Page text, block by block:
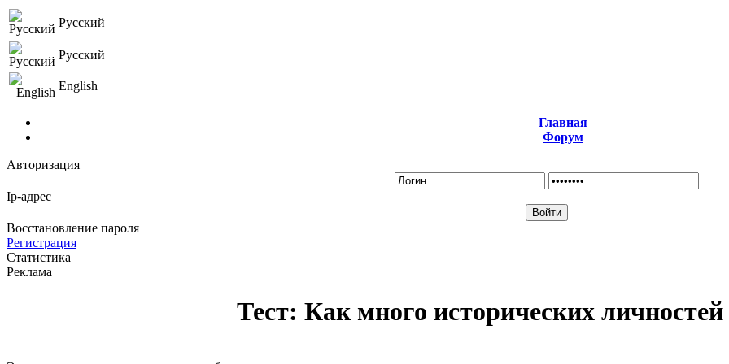
Русский
Русский
English
Главная
Форум
Авторизация
Ip-адрес
Восстановление пароля
Регистрация
Статистика
Реклама
Тест: Как много исторических